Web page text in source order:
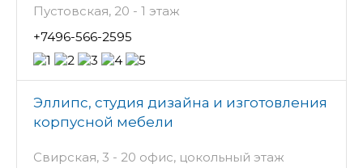
Пустовская, 20 - 1 этаж
+7496-566-2595
Эллипс, студия дизайна и изготовления
корпусной мебели
Свирская, 3 - 20 офис, цокольный этаж